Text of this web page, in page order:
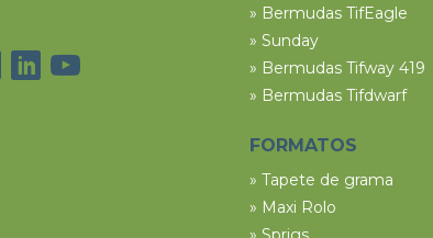
» Bermudas TifEagle
» Sunday
» Bermudas Tifway 419
» Bermudas Tifdwarf
FORMATOS
» Tapete de grama
» Maxi Rolo